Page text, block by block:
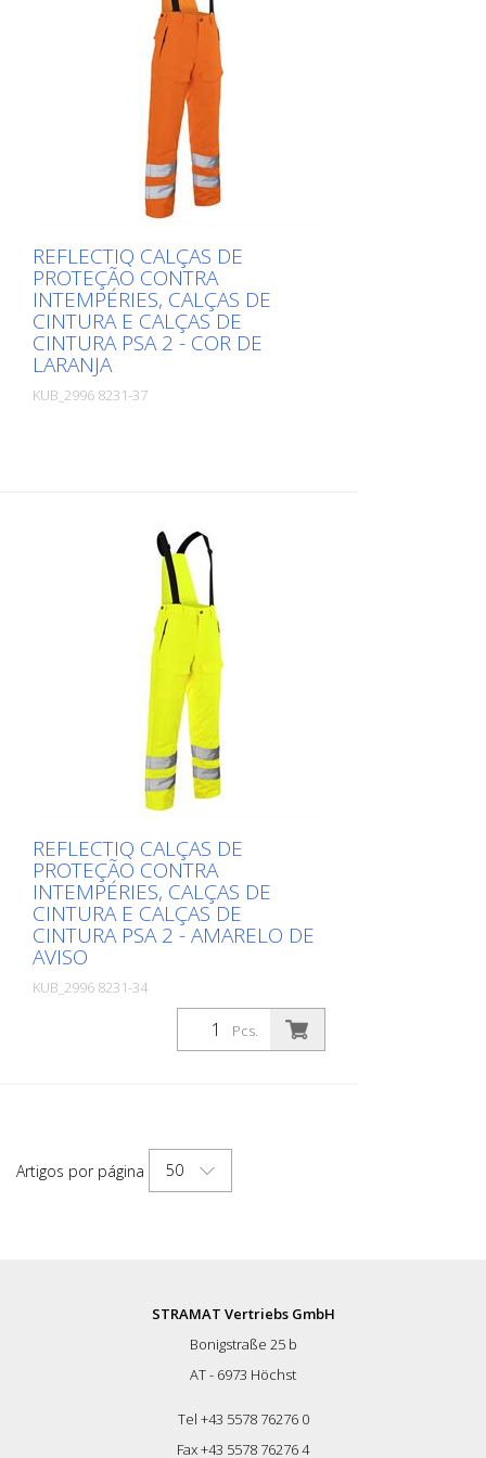
disponíveis - laranja de aviso - amarelo
aviso Tamanhos: XS - XS - S - M - L - XL -
TAMANHO XXL - 3XL - 4 XL Materiais: -
100 % poliéster, aprox. 200 g/m2 Nem
todos os produtos estão atualmente
disponíveis em todas as cores e
tamanhos. Se necessário, solicite-nos o
produto correspondente.
REFLECTIQ CALÇAS DE
PROTEÇÃO CONTRA
INTEMPÉRIES, CALÇAS DE
CINTURA E CALÇAS DE
CINTURA PSA 2 - COR DE
LARANJA
KUB_2996 8231-37
REFLECTIQ CALÇAS DE
PROTEÇÃO CONTRA
INTEMPÉRIES, CALÇAS DE
CINTURA E CALÇAS DE
CINTURA PSA 2 - AMARELO DE
AVISO
KUB_2996 8231-34
Embalagens: Stk. (1Pcs.)
design - Aspeto moderno graças ao
babete com fecho de correr e velcro,
bolso traseiro com aba e botão de
fecho de pressão - Direita: bolso para o
metro com abertura de drenagem - Com
humidade na bainha das calças - A
bainha das calças pode ser ajustada em
Pcs.
Artigos por página 50
STRAMAT Vertriebs GmbH
Bonigstraße 25 b
AT - 6973 Höchst
Tel +43 5578 76276 0
Fax +43 5578 76276 4